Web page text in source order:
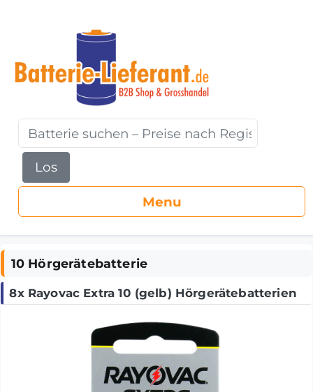
Los
10 Hörgerätebatterie
8x Rayovac Extra 10 (gelb) Hörgerätebatterien